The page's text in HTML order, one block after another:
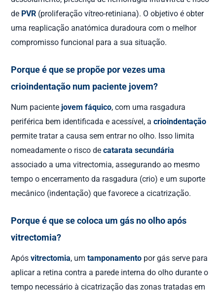
de PVR (proliferação vítreo-retiniana). O objetivo é obter
uma reaplicação anatómica duradoura com o melhor
compromisso funcional para a sua situação.
Porque é que se propõe por vezes uma
crioindentação num paciente jovem?
Num paciente jovem fáquico, com uma rasgadura
periférica bem identificada e acessível, acrioindentação
permite tratar a causa sem entrar no olho. Isso limita
nomeadamente o risco decatarata secundária
associado a uma vitrectomia, assegurando ao mesmo
tempo o encerramento da rasgadura (crio) e um suporte
mecânico (indentação) que favorece a cicatrização.
Porque é que se coloca um gás no olho após
vitrectomia?
Apósvitrectomia, umtamponamento por gás serve para
aplicar a retina contra a parede interna do olho durante o
tempo necessário à cicatrização das zonas tratadas em